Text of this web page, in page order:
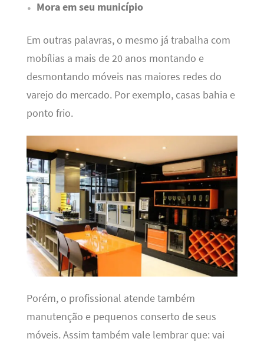
Mora em seu município
Em outras palavras, o mesmo já trabalha com
mobílias a mais de 20 anos montando e
desmontando móveis nas maiores redes do
varejo do mercado. Por exemplo, casas bahia e
ponto frio.
Porém, o profissional atende também
manutenção e pequenos conserto de seus
móveis. Assim também vale lembrar que: vai